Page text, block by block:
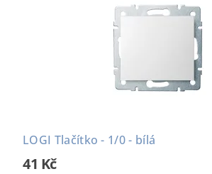
LOGI Tlačítko - 1/0 - bílá
41 Kč